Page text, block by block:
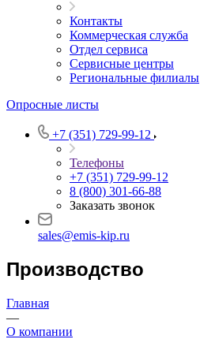
Контакты
Коммерческая служба
Отдел сервиса
Сервисные центры
Региональные филиалы
Опросные листы
+7 (351) 729-99-12
Телефоны
+7 (351) 729-99-12
8 (800) 301-66-88
Заказать звонок
sales@emis-kip.ru
Производство
Главная
—
О компании